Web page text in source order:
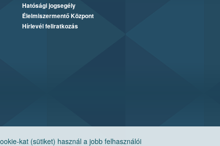
kat (sütiket) használ a jobb felhasználói
Hatósági jogsegély
Élelmiszermentő Központ
Hírlevél feliratkozás